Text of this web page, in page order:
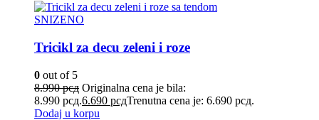
SNIZENO
Tricikl za decu zeleni i roze
0 out of 5
8.990рсд Originalna cena je bila:
8.990 рсд.6.690 рсдTrenutna cena je: 6.690 рсд.
Dodaj u korpu